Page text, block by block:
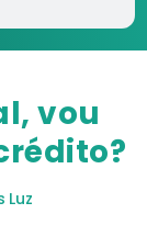
vou
Luz